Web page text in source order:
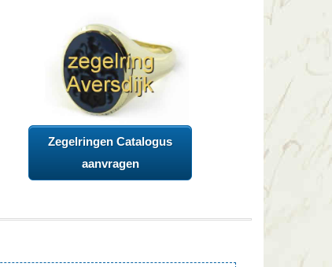
Zegelringen Catalogus
aanvragen